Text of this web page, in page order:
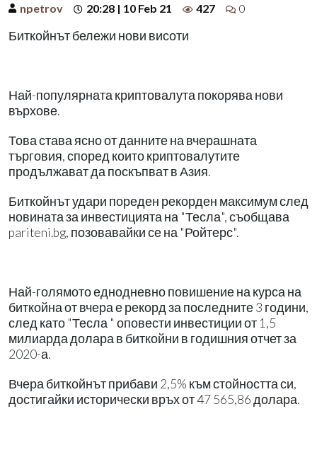
npetrov 20:28 | 10 Feb 21 427 0
Биткойнът бележи нови висоти
Най-популярната криптовалута покорява нови
върхове.
Това става ясно от данните на вчерашната
търговия, според които криптовалутите
продължават да поскъпват в Азия.
Биткойнът удари пореден рекорден максимум след
новината за инвестицията на "Тесла", съобщава
pariteni.bg, позовавайки се на "Ройтерс".
Най-голямото еднодневно повишение на курса на
биткойна от вчера е рекорд за последните 3 години,
след като "Тесла " оповести инвестиции от 1,5
милиарда долара в биткойни в годишния отчет за
2020-а.
Вчера биткойнът прибави 2,5% към стойността си,
достигайки исторически връх от 47 565,86 долара.